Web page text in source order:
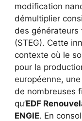
modification
démultiplier
des générateurs
(STEG). Cette
contexte où le
pour la
européenne,
de nombreuses
qu’EDF
ENGIE. En